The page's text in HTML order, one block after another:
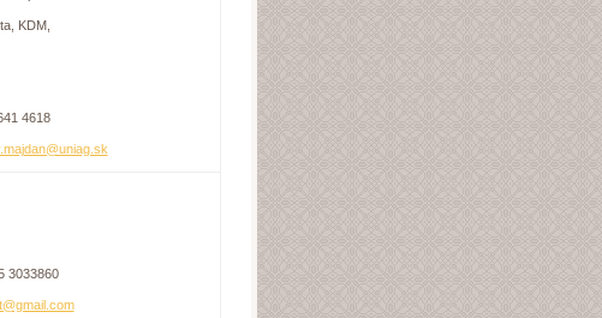
KDM,
4618
3033860